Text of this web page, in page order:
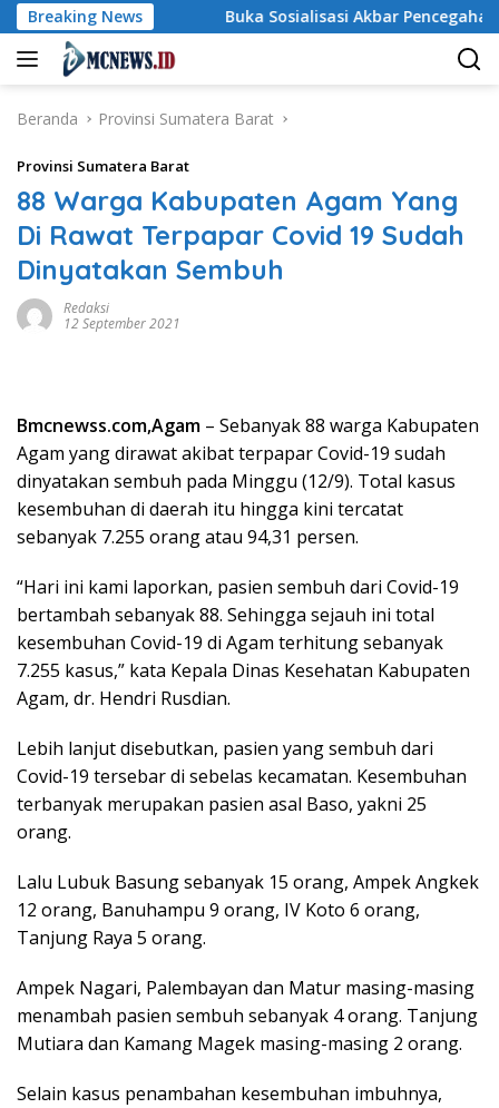
Langsung
ke
konten
Breaking NewsBuka Sosialisasi Akbar Pencegahan IRET, TCC,
Beranda Provinsi Sumatera Barat
Provinsi Sumatera Barat
88 Warga Kabupaten Agam Yang
Di Rawat Terpapar Covid 19 Sudah
Dinyatakan Sembuh
Redaksi
12 September 2021
Bmcnewss.com,Agam – Sebanyak 88 warga Kabupaten
Agam yang dirawat akibat terpapar Covid-19 sudah
dinyatakan sembuh pada Minggu (12/9). Total kasus
kesembuhan di daerah itu hingga kini tercatat
sebanyak 7.255 orang atau 94,31 persen.
“Hari ini kami laporkan, pasien sembuh dari Covid-19
bertambah sebanyak 88. Sehingga sejauh ini total
kesembuhan Covid-19 di Agam terhitung sebanyak
7.255 kasus,” kata Kepala Dinas Kesehatan Kabupaten
Agam, dr. Hendri Rusdian.
Lebih lanjut disebutkan, pasien yang sembuh dari
Covid-19 tersebar di sebelas kecamatan. Kesembuhan
terbanyak merupakan pasien asal Baso, yakni 25
orang.
Lalu Lubuk Basung sebanyak 15 orang, Ampek Angkek
12 orang, Banuhampu 9 orang, IV Koto 6 orang,
Tanjung Raya 5 orang.
Ampek Nagari, Palembayan dan Matur masing-masing
menambah pasien sembuh sebanyak 4 orang. Tanjung
Mutiara dan Kamang Magek masing-masing 2 orang.
Selain kasus penambahan kesembuhan imbuhnya,